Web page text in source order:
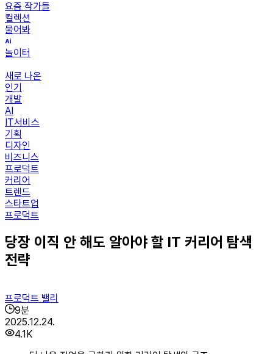
요즘 작가들
컬렉션
물어봐
놀이터
새로 나온
인기
개발
AI
IT서비스
기획
디자인
비즈니스
프로덕트
커리어
트렌드
스타트업
프로덕트
당장 이직 안 해도 알아야 할 IT 커리어 탐색
전략
프로덕트 밸리
9분
2025.12.24.
4.1K